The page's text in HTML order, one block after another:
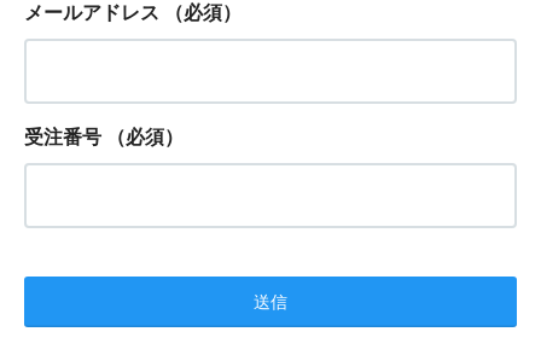
メールアドレス （必須）
受注番号 （必須）